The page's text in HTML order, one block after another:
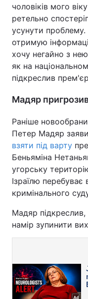
чоловіків мого
ретельно
усунути
отримую
хочу негайно з
як на
підкреслив
Мадяр
Раніше
Петер Мадяр
взяти під варту
Беньяміна
угорську
Ізраїлю
кримінального
Мадяр
намір зупинити